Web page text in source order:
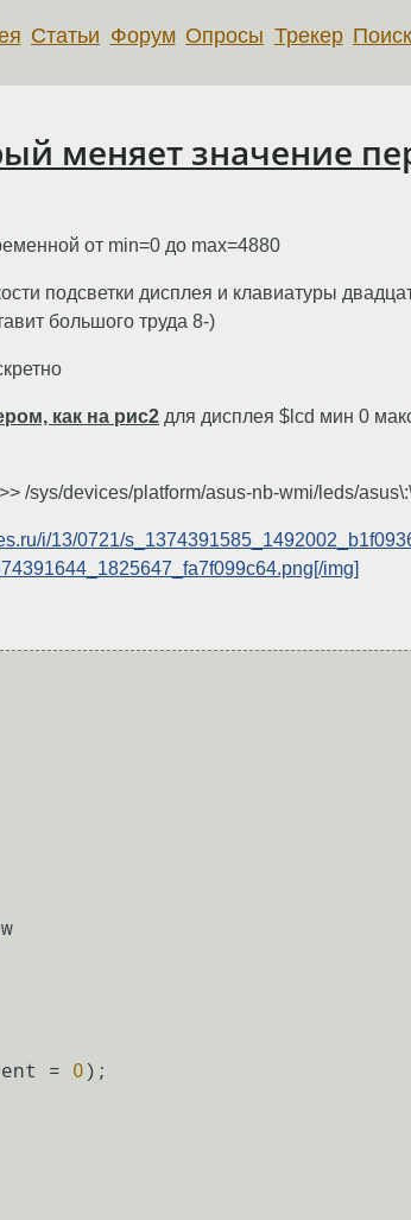
Статьи Форум Опросы Трекер Поиск
меняет значение
от min=0 до max=4880
подсветки дисплея и клавиатуры
большого труда 8-)
как на рис2 для дисплея $lcd мин 0
/sys/devices/platform/asus-nb-wmi/leds/
i/13/0721/
img]
= 0) ;